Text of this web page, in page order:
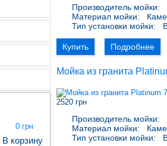
0 грн
В корзину
Производитель мойки:
Материал мойки:
Тип установки мойки:
Купить Подробнее
Мойка из гранита
2520 грн
Производитель мойки:
Материал мойки:
Тип установки мойки: